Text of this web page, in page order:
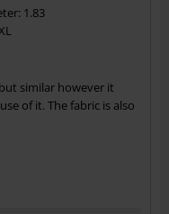
1.83
similar however it
of it. The fabric is also